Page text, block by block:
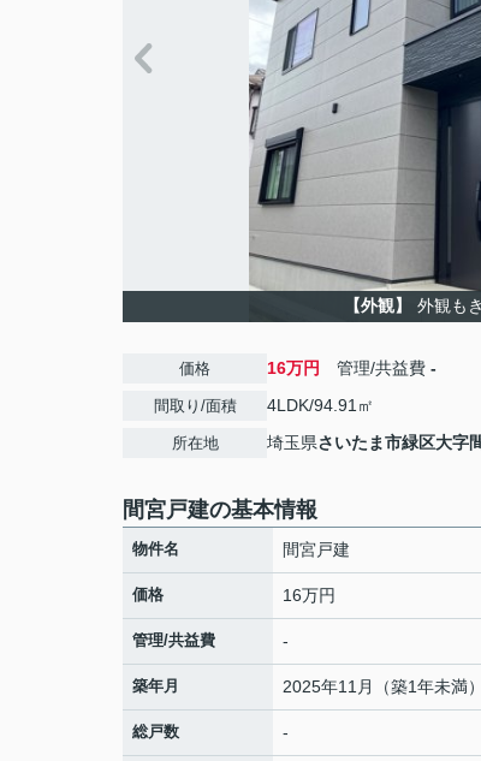
【外観】 外観も
価格 16万円 管理/共益費 -
間取り/面積 4LDK/94.91㎡
所在地 埼玉県さいたま市緑区大字
間宮戸建の基本情報
物件名 間宮戸建
価格 16万円
管理/共益費 -
築年月 2025年11月（築1年未満）
総戸数 -